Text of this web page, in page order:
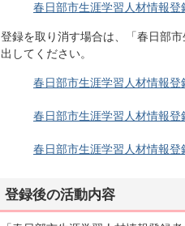
春日部市生涯学習人材情報
登録を取り消す場合は、「春日部
出してください。
春日部市生涯学習人材情報
春日部市生涯学習人材情報
春日部市生涯学習人材情報
登録後の活動内容